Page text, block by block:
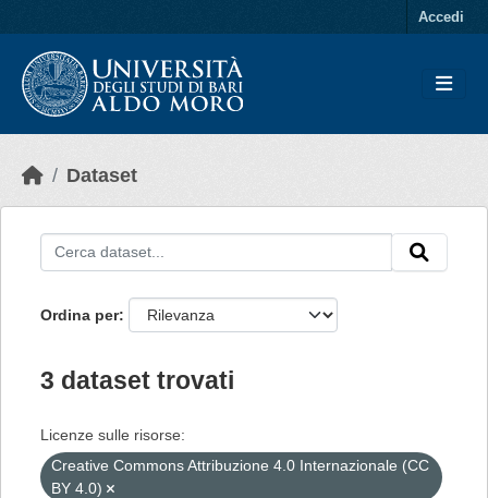
Accedi
Dataset
Ordina per
3 dataset trovati
Licenze sulle risorse:
Creative Commons Attribuzione 4.0 Internazionale (CC
BY 4.0)